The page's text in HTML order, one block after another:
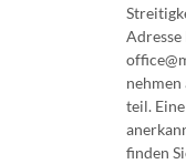
teil.
finden